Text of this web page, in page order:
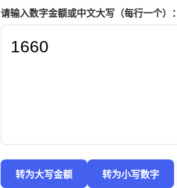
请输入数字金额或中文大写（每行一个）：
转为大写金额 转为小写数字